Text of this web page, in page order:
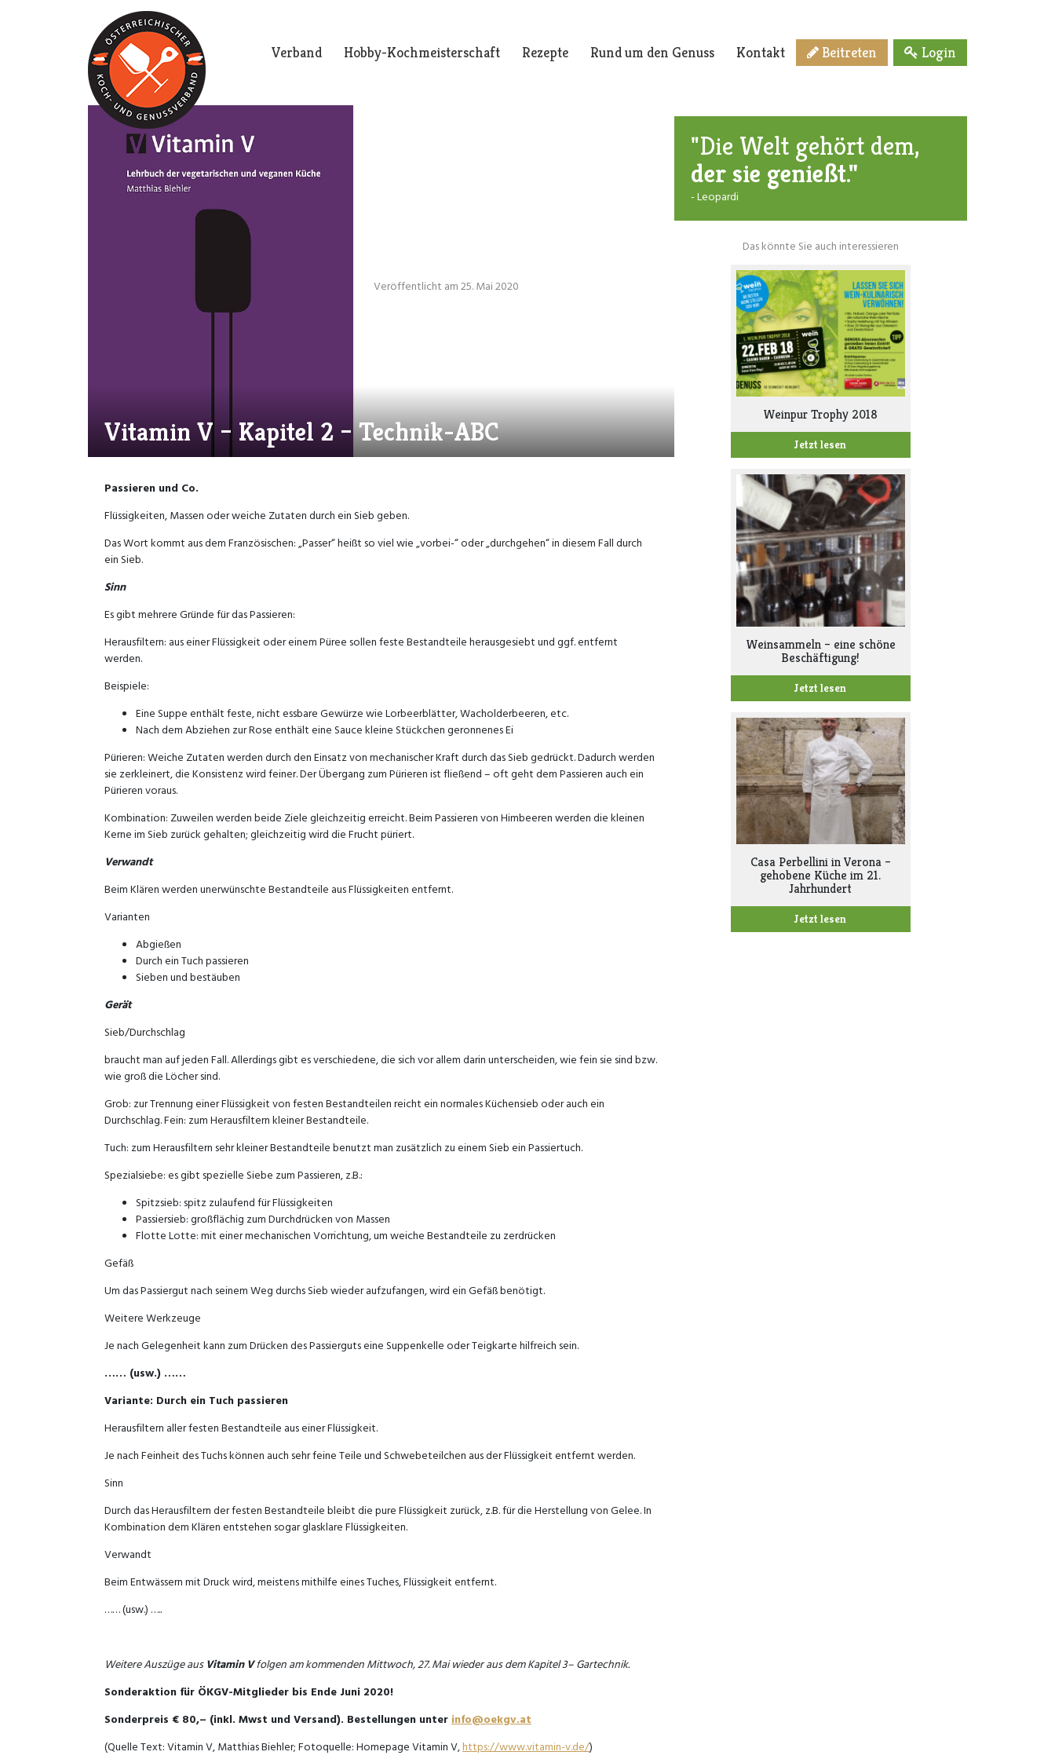
Verband Hobby-Kochmeisterschaft Rezepte Rund um den Genuss Kontakt Beitreten Login
Vitamin V – Kapitel 2 – Technik-ABC
Veröffentlicht am 25. Mai 2020
Passieren und Co.
Flüssigkeiten, Massen oder weiche Zutaten durch ein Sieb geben.
Das Wort kommt aus dem Französischen: „Passer“ heißt so viel wie „vorbei-“ oder „durchgehen“ in diesem Fall durch
ein Sieb.
Sinn
Es gibt mehrere Gründe für das Passieren:
Herausfiltern: aus einer Flüssigkeit oder einem Püree sollen feste Bestandteile herausgesiebt und ggf. entfernt
werden.
Beispiele:
Eine Suppe enthält feste, nicht essbare Gewürze wie Lorbeerblätter, Wacholderbeeren, etc.
Nach dem Abziehen zur Rose enthält eine Sauce kleine Stückchen geronnenes Ei
Pürieren: Weiche Zutaten werden durch den Einsatz von mechanischer Kraft durch das Sieb gedrückt. Dadurch werden
sie zerkleinert, die Konsistenz wird feiner. Der Übergang zum Pürieren ist fließend – oft geht dem Passieren auch ein
Pürieren voraus.
Kombination: Zuweilen werden beide Ziele gleichzeitig erreicht. Beim Passieren von Himbeeren werden die kleinen
Kerne im Sieb zurück gehalten; gleichzeitig wird die Frucht püriert.
Verwandt
Beim Klären werden unerwünschte Bestandteile aus Flüssigkeiten entfernt.
Varianten
Abgießen
Durch ein Tuch passieren
Sieben und bestäuben
Gerät
Sieb/Durchschlag
braucht man auf jeden Fall. Allerdings gibt es verschiedene, die sich vor allem darin unterscheiden, wie fein sie sind bzw.
wie groß die Löcher sind.
Grob: zur Trennung einer Flüssigkeit von festen Bestandteilen reicht ein normales Küchensieb oder auch ein
Durchschlag. Fein: zum Herausfiltern kleiner Bestandteile.
Tuch: zum Herausfiltern sehr kleiner Bestandteile benutzt man zusätzlich zu einem Sieb ein Passiertuch.
Spezialsiebe: es gibt spezielle Siebe zum Passieren, z.B.:
Spitzsieb: spitz zulaufend für Flüssigkeiten
Passiersieb: großflächig zum Durchdrücken von Massen
Flotte Lotte: mit einer mechanischen Vorrichtung, um weiche Bestandteile zu zerdrücken
Gefäß
Um das Passiergut nach seinem Weg durchs Sieb wieder aufzufangen, wird ein Gefäß benötigt.
Weitere Werkzeuge
Je nach Gelegenheit kann zum Drücken des Passierguts eine Suppenkelle oder Teigkarte hilfreich sein.
…… (usw.) ……
Variante: Durch ein Tuch passieren
Herausfiltern aller festen Bestandteile aus einer Flüssigkeit.
Je nach Feinheit des Tuchs können auch sehr feine Teile und Schwebeteilchen aus der Flüssigkeit entfernt werden.
Sinn
Durch das Herausfiltern der festen Bestandteile bleibt die pure Flüssigkeit zurück, z.B. für die Herstellung von Gelee. In
Kombination dem Klären entstehen sogar glasklare Flüssigkeiten.
Verwandt
Beim Entwässern mit Druck wird, meistens mithilfe eines Tuches, Flüssigkeit entfernt.
…… (usw.) …..
Weitere Auszüge ausVitamin Vfolgen am kommenden Mittwoch, 27. Mai wieder aus dem Kapitel 3– Gartechnik.
Sonderaktion für ÖKGV-Mitglieder bis Ende Juni 2020!
Sonderpreis € 80,– (inkl. Mwst und Versand). Bestellungen unter info@oekgv.at
(Quelle Text: Vitamin V, Matthias Biehler; Fotoquelle: Homepage Vitamin V,https://www.vitamin-v.de/)
"Die Welt gehört dem,
der sie genießt."
- Leopardi
Das könnte Sie auch interessieren
Weinpur Trophy 2018
Jetzt lesen
Weinsammeln – eine schöne
Beschäftigung!
Jetzt lesen
Casa Perbellini in Verona –
gehobene Küche im 21.
Jahrhundert
Jetzt lesen